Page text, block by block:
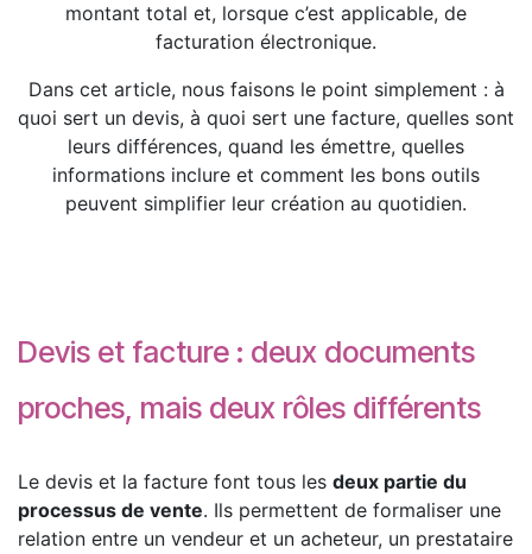
montant total et, lorsque c’est applicable, de
facturation électronique.
Dans cet article, nous faisons le point simplement : à
quoi sert un devis, à quoi sert une facture, quelles sont
leurs différences, quand les émettre, quelles
informations inclure et comment les bons outils
peuvent simplifier leur création au quotidien.
Devis et facture : deux documents
proches, mais deux rôles différents
Le devis et la facture font tous les deux partie du
processus de vente. Ils permettent de formaliser une
relation entre un vendeur et un acheteur, un prestataire